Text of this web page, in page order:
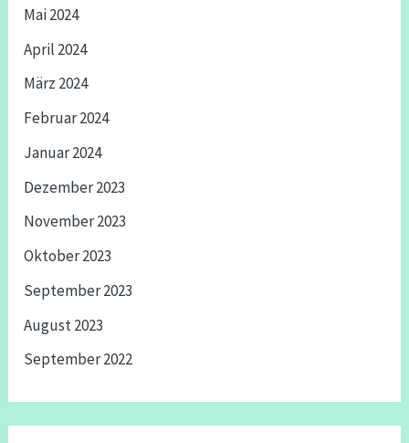
Mai 2024
April 2024
März 2024
Februar 2024
Januar 2024
Dezember 2023
November 2023
Oktober 2023
September 2023
August 2023
September 2022